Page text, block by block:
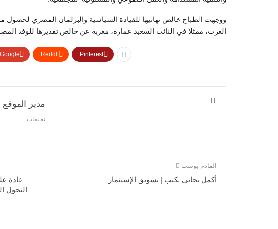
ووجهت الطباخ خالص تهانيها للقيادة السياسية والبرلمان المصري
العرب، ممثلا في النائب السعيد عمارة، معربة عن خالص تقديرها للوفد
Google+ ReddIt Pinterest
مدير الموقع
تعليقات
غادة
التحول
القادم بوست
أكمل نجاتي يكتب | تسويق الإستثمار